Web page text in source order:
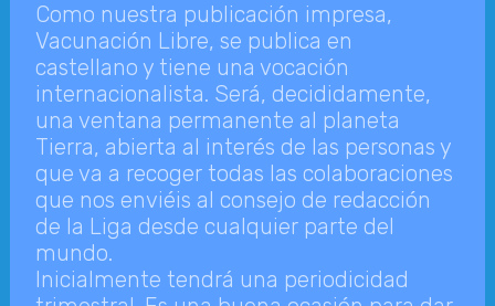
Como nuestra publicación impresa,
Vacunación Libre, se publica en
castellano y tiene una vocación
internacionalista. Será, decididamente,
una ventana permanente al planeta
Tierra, abierta al interés de las personas y
que va a recoger todas las colaboraciones
que nos enviéis al consejo de redacción
de la Liga desde cualquier parte del
mundo.
Inicialmente tendrá una periodicidad